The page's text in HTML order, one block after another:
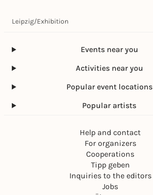
Leipzig/Exhibition
Events near you
Activities near you
Popular event locations
Popular artists
Help and contact
For organizers
Cooperations
Tipp geben
Inquiries to the editors
Jobs